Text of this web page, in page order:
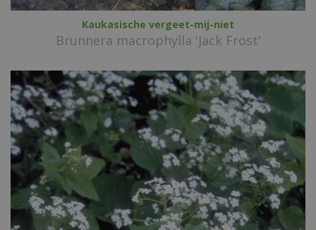
Kaukasische vergeet-mij-niet
Brunnera macrophylla 'Jack Frost'